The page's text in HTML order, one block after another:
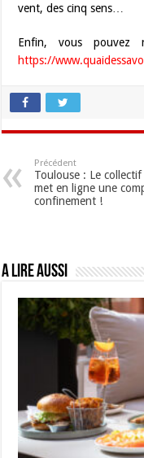
vent, des cinq sens…
Enfin, vous pouvez
https://
Précédent
Toulouse : Le
met en ligne une
confinement !
A lire aussi